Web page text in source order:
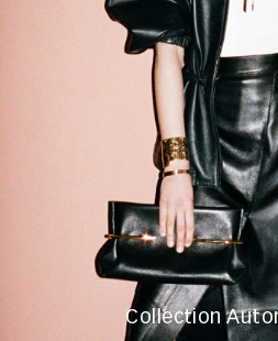
Collection